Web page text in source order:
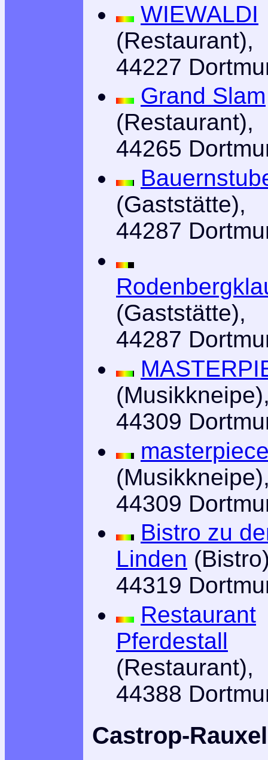
WIEWALDI
(Restaurant),
44227
Grand Slam
(Restaurant),
44265
(Gaststätte),
44287
(Gaststätte),
44287
44309
44309
Bistro zu
Linden
44319
Restaurant
Pferdestall
(Restaurant),
44388
Castrop-Rauxel